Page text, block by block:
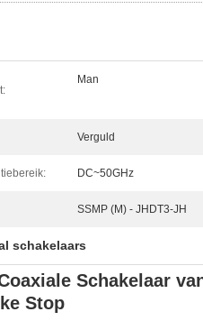
Man
Verguld
DC~50GHz
SSMP (M) - JHDT3-JH
schakelaars
Schakelaar
Stop